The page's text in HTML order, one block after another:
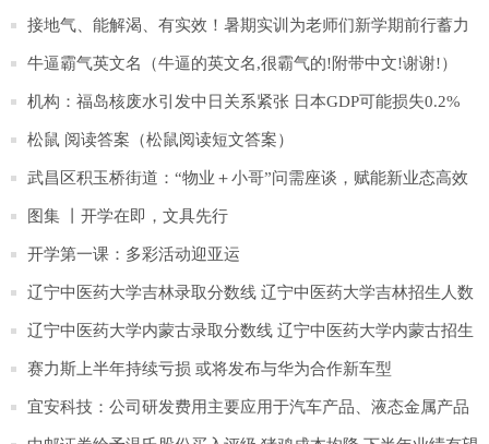
接地气、能解渴、有实效！暑期实训为老师们新学期前行蓄力
牛逼霸气英文名（牛逼的英文名,很霸气的!附带中文!谢谢!）
机构：福岛核废水引发中日关系紧张 日本GDP可能损失0.2%
松鼠 阅读答案（松鼠阅读短文答案）
武昌区积玉桥街道：“物业＋小哥”问需座谈，赋能新业态高效
运行
图集 丨开学在即，文具先行
开学第一课：多彩活动迎亚运
辽宁中医药大学吉林录取分数线 辽宁中医药大学吉林招生人数
多少
辽宁中医药大学内蒙古录取分数线 辽宁中医药大学内蒙古招生
人数多少
赛力斯上半年持续亏损 或将发布与华为合作新车型
宜安科技：公司研发费用主要应用于汽车产品、液态金属产品